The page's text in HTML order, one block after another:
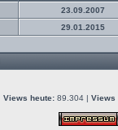
23.09.2007
29.01.2015
Views heute: 89.304 | Views